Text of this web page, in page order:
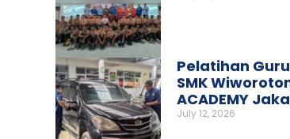
Pelatihan Guru
SMK
ACADEMY
July 12, 2026